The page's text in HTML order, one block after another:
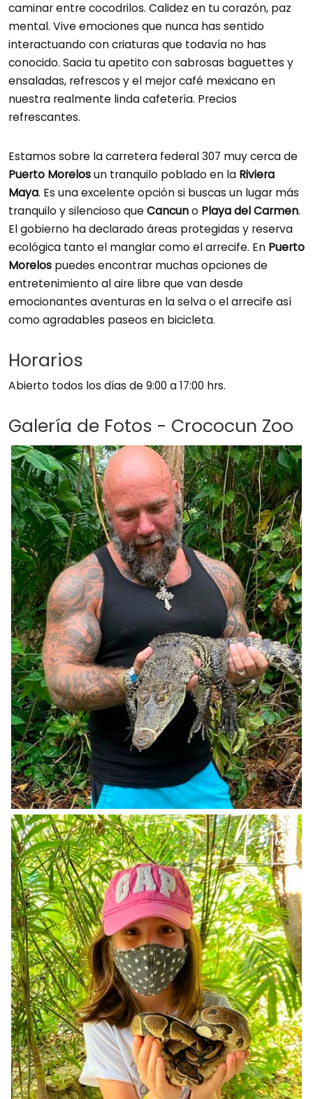
caminar entre cocodrilos. Calidez en tu corazón, paz
mental. Vive emociones que nunca has sentido
interactuando con criaturas que todavía no has
conocido. Sacia tu apetito con sabrosas baguettes y
ensaladas, refrescos y el mejor café mexicano en
nuestra realmente linda cafetería. Precios
refrescantes.
Estamos sobre la carretera federal 307 muy cerca de
Puerto Morelosun tranquilo poblado en la Riviera
Maya. Es una excelente opción si buscas un lugar más
tranquilo y silencioso queCancuno Playa del Carmen.
El gobierno ha declarado áreas protegidas y reserva
ecológica tanto el manglar como el arrecife. En Puerto
Morelos puedes encontrar muchas opciones de
entretenimiento al aire libre que van desde
emocionantes aventuras en la selva o el arrecife así
como agradables paseos en bicicleta.
Horarios
Abierto todos los días de 9:00 a 17:00 hrs.
Galería de Fotos - Crococun Zoo